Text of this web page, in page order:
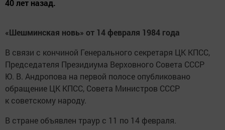
40 лет назад.
«Шешминская новь» от 14 февраля 1984 года
В связи с кончиной Генерального секретаря ЦК КПСС,
Председателя Президиума Верховного Совета СССР
Ю. В. Андропова на первой полосе опубликовано
обращение ЦК КПСС, Совета Министров СССР
к советскому народу.
В стране объявлен траур с 11 по 14 февраля.